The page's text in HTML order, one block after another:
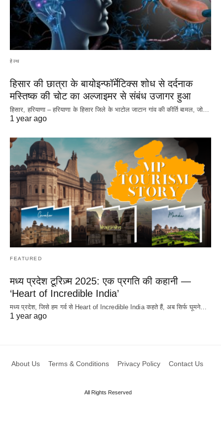
हेल्थ
हिसार की छात्रा के बायोइन्फॉर्मेटिक्स शोध से दर्दनाक
मस्तिष्क की चोट का अल्जाइमर से संबंध उजागर हुआ
हिसार, हरियाणा – हरियाणा के हिसार जिले के भाटोल जाटान गांव की कीर्ति बामल, जो…
1 year ago
FEATURED
मध्य प्रदेश टूरिज़्म 2025: एक प्रगति की कहानी —
‘Heart of Incredible India’
मध्य प्रदेश, जिसे हम गर्व से Heart of Incredible India कहते हैं, अब सिर्फ घूमने…
1 year ago
About Us Terms & Conditions Privacy Policy Contact Us
All Rights Reserved